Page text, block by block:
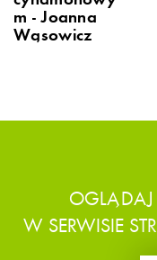
m - Joanna
Wąsowicz
OGLĄDAJ
W SERWISIE